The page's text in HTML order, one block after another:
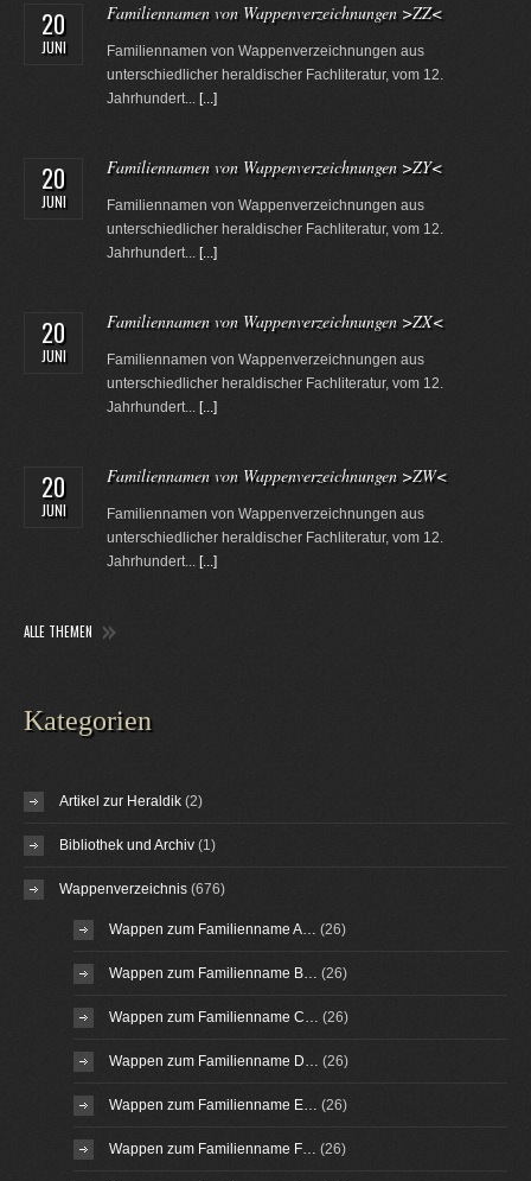
20
JUNI
Familiennamen von Wappenverzeichnungen >ZZ<
Familiennamen von Wappenverzeichnungen aus
unterschiedlicher heraldischer Fachliteratur, vom 12.
Jahrhundert... [...]
20
JUNI
Familiennamen von Wappenverzeichnungen >ZY<
Familiennamen von Wappenverzeichnungen aus
unterschiedlicher heraldischer Fachliteratur, vom 12.
Jahrhundert... [...]
20
JUNI
Familiennamen von Wappenverzeichnungen >ZX<
Familiennamen von Wappenverzeichnungen aus
unterschiedlicher heraldischer Fachliteratur, vom 12.
Jahrhundert... [...]
20
JUNI
Familiennamen von Wappenverzeichnungen >ZW<
Familiennamen von Wappenverzeichnungen aus
unterschiedlicher heraldischer Fachliteratur, vom 12.
Jahrhundert... [...]
ALLE THEMEN
Kategorien
Artikel zur Heraldik (2)
Bibliothek und Archiv (1)
Wappenverzeichnis (676)
Wappen zum Familienname A… (26)
Wappen zum Familienname B… (26)
Wappen zum Familienname C… (26)
Wappen zum Familienname D… (26)
Wappen zum Familienname E… (26)
Wappen zum Familienname F… (26)